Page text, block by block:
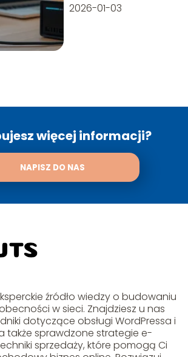
2026-01-03
więcej informacji?
NAPISZ DO NAS
źródło wiedzy o budowaniu
w sieci. Znajdziesz u nas
dotyczące obsługi WordPressa i
także sprawdzone strategie e-
sprzedaży, które pomogą Ci